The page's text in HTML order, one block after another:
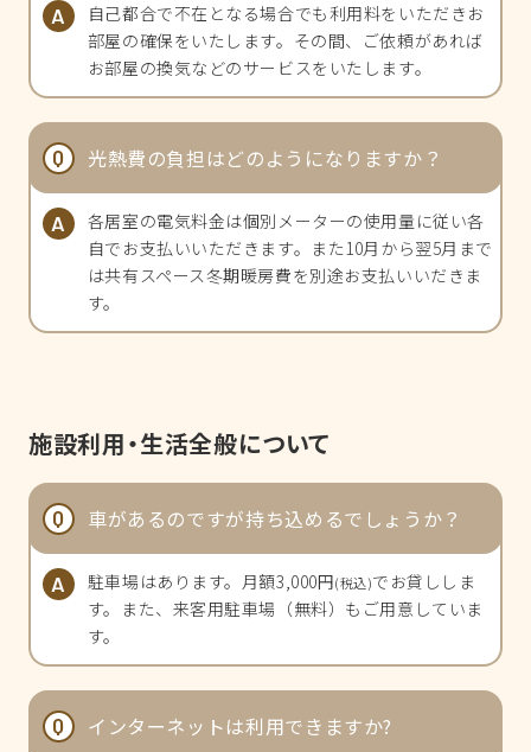
トップ
特徴
入居費用とサービス一覧
施設設備
自己都合で不在となる場合でも利用料をいただきお
部屋の確保をいたします。その間、ご依頼があれば
お部屋の換気などのサービスをいたします。
光熱費の負担はどのようになりますか？
各居室の電気料金は個別メーターの使用量に従い各
自でお支払いいただきます。また10月から翌5月まで
は共有スペース冬期暖房費を別途お支払いいだきま
す。
施設利用・生活全般について
車があるのですが持ち込めるでしょうか？
駐車場はあります。月額3,000円(税込)でお貸ししま
す。また、来客用駐車場（無料）もご用意していま
す。
インターネットは利用できますか?